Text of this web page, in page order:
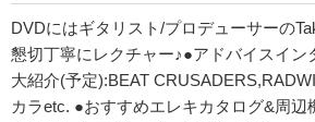
DVDにはギタリスト/プロデューサーの
懇切丁寧にレクチャー♪●アドバイスイン
大紹介(予定):BEAT
カラetc. ●おすすめエレキカタログ&周辺